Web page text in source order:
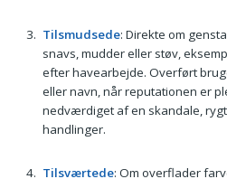
Tilsmudsede: Direkte om
snavs, mudder eller støv,
efter havearbejde. Overført
eller navn, når reputationen er
nedværdiget af en skandale,
handlinger.
Tilsværtede: Om overflader